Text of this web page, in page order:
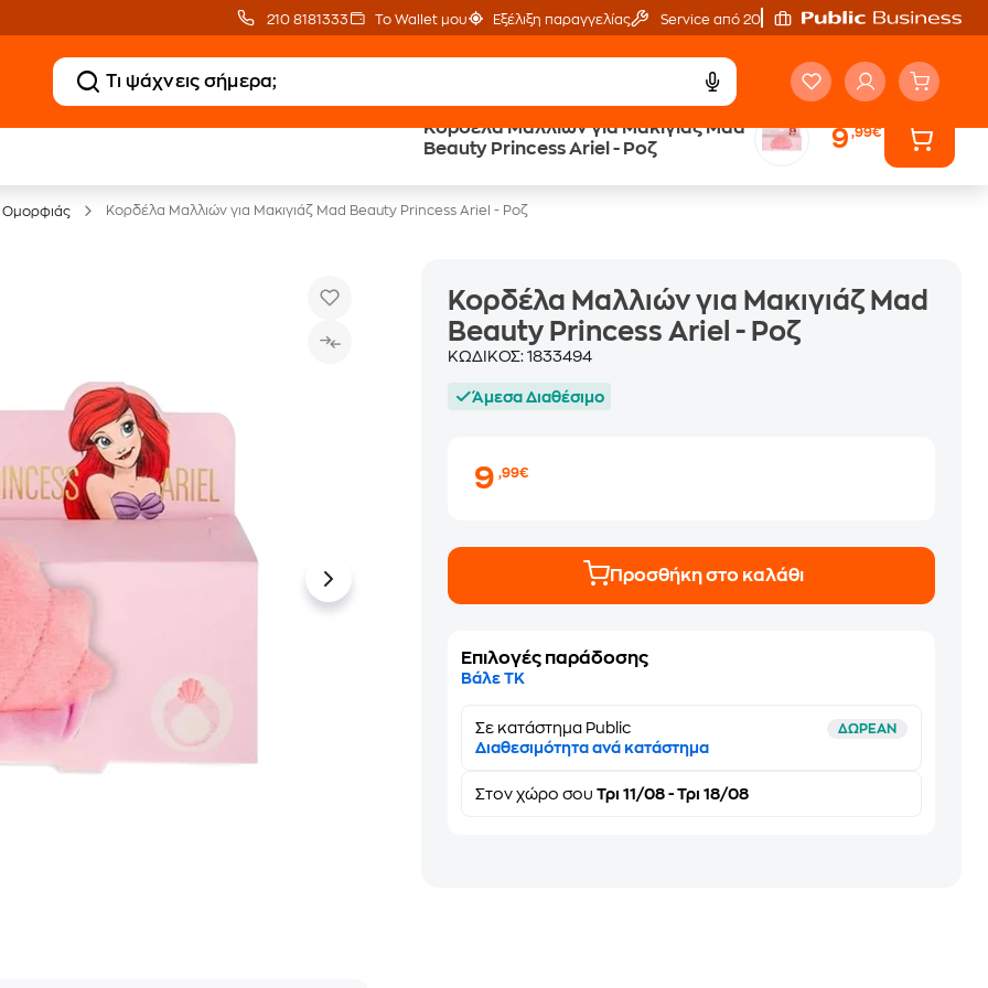
210 8181333 Το Wallet μου Εξέλιξη παραγγελίας Service από 20'
Κορδέλα Μαλλιών για Μακιγιάζ Mad
Beauty Princess Ariel - Ροζ
9,99€
eGift Card Άτοκες Δόσεις
Κορδέλα Μαλλιών για Μακιγιάζ Mad Beauty Princess Ariel - Ροζ
Κορδέλα Μαλλιών για Μακιγιάζ Mad
Beauty Princess Ariel - Ροζ
ΚΩΔΙΚΟΣ:1833494
Άμεσα Διαθέσιμο
9,99€
Προσθήκη στο καλάθι
Επιλογές παράδοσης
Βάλε ΤΚ
Σε κατάστημα Public ΔΩΡΕΑΝ
Διαθεσιμότητα ανά κατάστημα
Στονχώρο σου Τρι 11/08 - Τρι 18/08